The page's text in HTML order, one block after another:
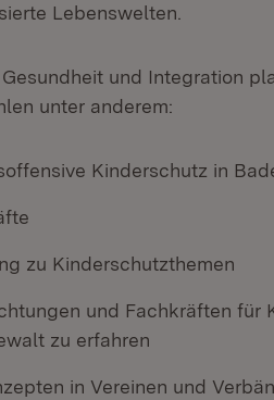
Lebenswelten.
und Integration
unter anderem:
Kinderschutz in
zu Kinderschutzthemen
und Fachkräften für
zu erfahren
in Vereinen und